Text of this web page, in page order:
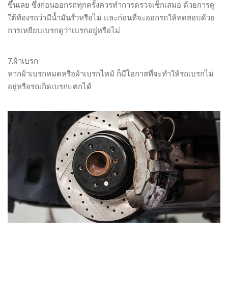
ขึ้นเลย ซึ่งก่อนออกรถทุกครั้งควรทำการตรวจเช็กเสมอ ด้วยการดู
ใต้ท้องรถว่ามีน้ำมันรั่วหรือไม่ และก่อนที่จะออกรถให้ทดสอบด้วย
การเหยียบเบรกดูว่าเบรกอยู่หรือไม่
7.ผ้าเบรก
หากผ้าเบรกหมดหรือผ้าเบรกไหม้ ก็มีโอกาสที่จะทำให้รถเบรกไม่
อยู่หรือรถเกิดเบรกแตกได้